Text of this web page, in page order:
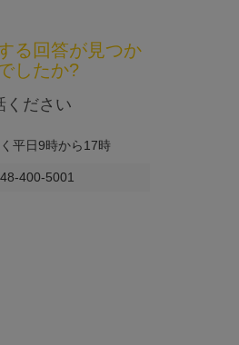
る回答が見つか
したか?
ください
平日9時から17時
400-5001